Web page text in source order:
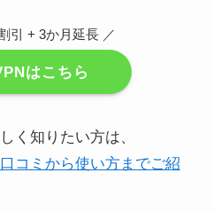
引 + 3か月延長 ／
はこちら
く知りたい方は、
コミから使い方までご紹